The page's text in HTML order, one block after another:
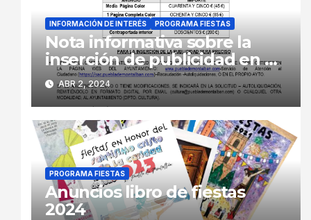
INFORMACIÓN DE INTERÉS PROGRAMA FIESTAS
Nota informativa sobre la
inserción de publicidad en el
Libro de Fiestas 2024
ABR 2, 2024
PROGRAMA FIESTAS
Anuncios libro de fiestas
2024